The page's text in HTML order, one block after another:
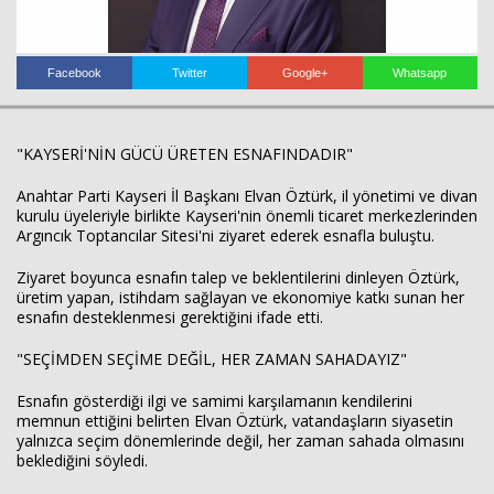
Facebook Twitter Google+ Whatsapp
"KAYSERİ'NİN GÜCÜ ÜRETEN ESNAFINDADIR"
Anahtar Parti Kayseri İl Başkanı Elvan Öztürk, il yönetimi ve divan
kurulu üyeleriyle birlikte Kayseri'nin önemli ticaret merkezlerinden
Argıncık Toptancılar Sitesi'ni ziyaret ederek esnafla buluştu.
Ziyaret boyunca esnafın talep ve beklentilerini dinleyen Öztürk,
üretim yapan, istihdam sağlayan ve ekonomiye katkı sunan her
esnafın desteklenmesi gerektiğini ifade etti.
"SEÇİMDEN SEÇİME DEĞİL, HER ZAMAN SAHADAYIZ"
Esnafın gösterdiği ilgi ve samimi karşılamanın kendilerini
memnun ettiğini belirten Elvan Öztürk, vatandaşların siyasetin
yalnızca seçim dönemlerinde değil, her zaman sahada olmasını
beklediğini söyledi.